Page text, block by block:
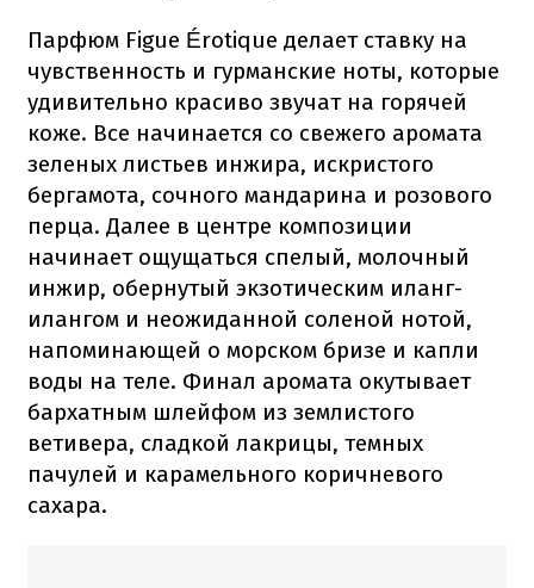
Парфюм Figue Érotique делает ставку на
чувственность и гурманские ноты, которые
удивительно красиво звучат на горячей
коже. Все начинается со свежего аромата
зеленых листьев инжира, искристого
бергамота, сочного мандарина и розового
перца. Далее в центре композиции
начинает ощущаться спелый, молочный
инжир, обернутый экзотическим иланг-
илангом и неожиданной соленой нотой,
напоминающей о морском бризе и капли
воды на теле. Финал аромата окутывает
бархатным шлейфом из землистого
ветивера, сладкой лакрицы, темных
пачулей и карамельного коричневого
сахара.